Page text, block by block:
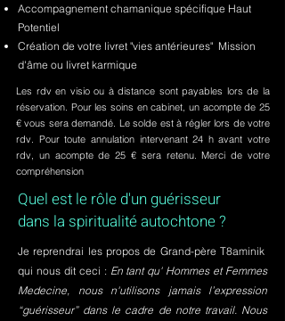
Accompagnement chamanique spécifique Haut
Potentiel
Création de votre livret "vies antérieures" Mission
d'âme ou livret karmique
Les rdv en visio ou à distance sont payables lors de la
réservation. Pour les soins en cabinet, un acompte de 25
€ vous sera demandé. Le solde est à régler lors de votre
rdv. Pour toute annulation intervenant 24 h avant votre
rdv, un acompte de 25 € sera retenu. Merci de votre
compréhension
Quel est le rôle d'un guérisseur
dans la spiritualité autochtone ?
Je reprendrai les propos de Grand-père T8aminik
qui nous dit ceci : En tant qu' Hommes et Femmes
Medecine, nous n'utilisons jamais l’expression
“guérisseur” dans le cadre de notre travail. Nous